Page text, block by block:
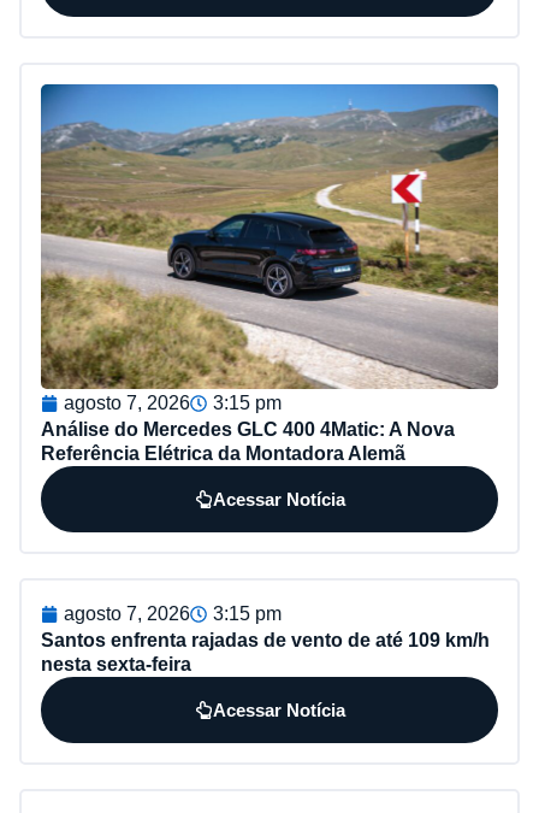
agosto 7, 2026
3:15 pm
Análise do Mercedes GLC 400 4Matic: A Nova
Referência Elétrica da Montadora Alemã
Acessar Notícia
agosto 7, 2026
3:15 pm
Santos enfrenta rajadas de vento de até 109 km/h
nesta sexta-feira
Acessar Notícia